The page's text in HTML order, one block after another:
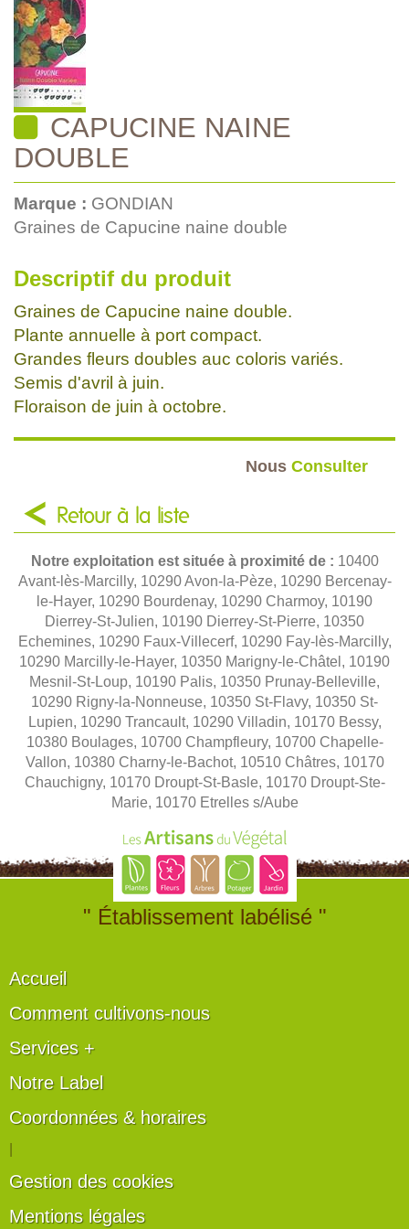
CAPUCINE NAINE
DOUBLE
Marque : GONDIAN
Graines de Capucine naine double
Descriptif du produit
Graines de Capucine naine double.
Plante annuelle à port compact.
Grandes fleurs doubles auc coloris variés.
Semis d'avril à juin.
Floraison de juin à octobre.
Nous Consulter
Retour à la liste
Notre exploitation est située à proximité de : 10400
Avant-lès-Marcilly, 10290 Avon-la-Pèze, 10290 Bercenay-
le-Hayer, 10290 Bourdenay, 10290 Charmoy, 10190
Dierrey-St-Julien, 10190 Dierrey-St-Pierre, 10350
Echemines, 10290 Faux-Villecerf, 10290 Fay-lès-Marcilly,
10290 Marcilly-le-Hayer, 10350 Marigny-le-Châtel, 10190
Mesnil-St-Loup, 10190 Palis, 10350 Prunay-Belleville,
10290 Rigny-la-Nonneuse, 10350 St-Flavy, 10350 St-
Lupien, 10290 Trancault, 10290 Villadin, 10170 Bessy,
10380 Boulages, 10700 Champfleury, 10700 Chapelle-
Vallon, 10380 Charny-le-Bachot, 10510 Châtres, 10170
Chauchigny, 10170 Droupt-St-Basle, 10170 Droupt-Ste-
Marie, 10170 Etrelles s/Aube
" Établissement labélisé "
Accueil
Comment cultivons-nous
Services +
Notre Label
Coordonnées & horaires
Gestion des cookies
Mentions légales